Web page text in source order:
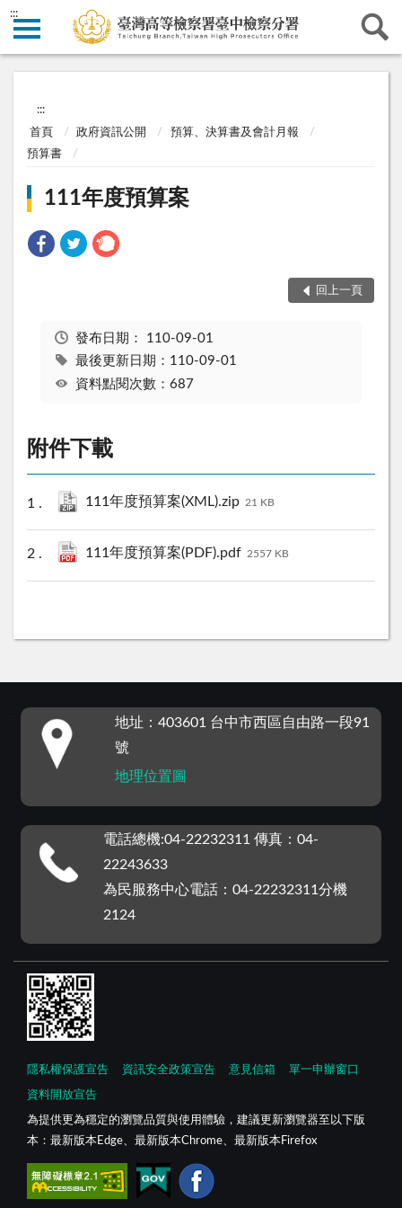
:::
:::
首頁 政府資訊公開
預算、決算書及會計月報
預算書
111年度預算案
回上一頁
發布日期： 110-09-01
最後更新日期：110-09-01
資料點閱次數：687
附件下載
111年度預算案(XML).zip 21 KB
111年度預算案(PDF).pdf 2557 KB
地址：403601 台中市西區自由路一段91
號
地理位置圖
電話總機:04-22232311 傳真：04-
22243633
為民服務中心電話：04-22232311分機
2124
隱私權保護宣告 資訊安全政策宣告 意見信箱 單一申辦窗口
資料開放宣告
為提供更為穩定的瀏覽品質與使用體驗，建議更新瀏覽器至以下版
本：最新版本Edge、最新版本Chrome、最新版本Firefox